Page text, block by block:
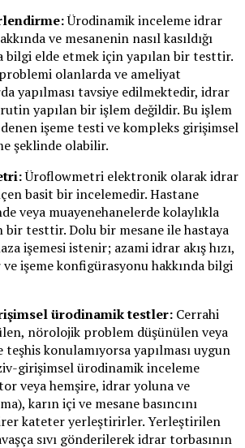
Ürodinamik inceleme idrar
ve mesanenin nasıl kasıldığı
bilgi elde etmek için yapılan bir testtir.
olanlarda ve ameliyat
yapılması tavsiye edilmektedir, idrar
yapılan bir işlem değildir. Bu işlem
işeme testi ve kompleks girişimsel
şeklinde olabilir.
Üroflowmetri elektronik olarak idrar
basit bir incelemedir. Hastane
veya muayenehanelerde kolaylıkla
bir testtir. Dolu bir mesane ile hastaya
işemesi istenir; azami idrar akış hızı,
işeme konfigürasyonu hakkında bilgi
ürodinamik testler: Cerrahi
nörolojik problem düşünülen veya
konulamıyorsa yapılması uygun
girişimsel ürodinamik inceleme
veya hemşire, idrar yoluna ve
karın içi ve mesane basıncını
kateter yerleştirirler. Yerleştirilen
sıvı gönderilerek idrar torbasının